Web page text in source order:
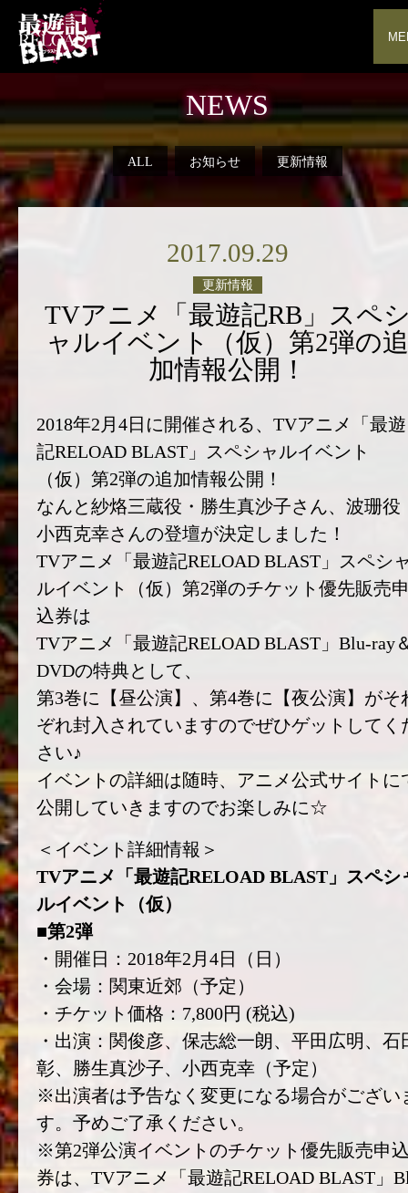
NEWS
ALL お知らせ 更新情報
2017.09.29
更新情報
TVアニメ「最遊記RB」スペ
ャルイベント（仮）第2弾の
加情報公開！
2018年2月4日に開催される、TVアニメ「最遊
記RELOAD BLAST」スペシャルイベント
（仮）第2弾の追加情報公開！
なんと紗烙三蔵役・勝生真沙子さん、波珊役
小西克幸さんの登壇が決定しました！
TVアニメ「最遊記RELOAD BLAST」スペシ
ルイベント（仮）第2弾のチケット優先販売
込券は
TVアニメ「最遊記RELOAD BLAST」Blu-ray
DVDの特典として、
第3巻に【昼公演】、第4巻に【夜公演】がそ
ぞれ封入されていますのでぜひゲットしてく
さい♪
イベントの詳細は随時、アニメ公式サイトに
公開していきますのでお楽しみに☆
＜イベント詳細情報＞
TVアニメ「最遊記RELOAD BLAST」スペシ
ルイベント（仮）
■第2弾
・開催日：2018年2月4日（日）
・会場：関東近郊（予定）
・チケット価格：7,800円 (税込)
・出演：関俊彦、保志総一朗、平田広明、石
彰、勝生真沙子、小西克幸（予定）
※出演者は予告なく変更になる場合がござい
す。予めご了承ください。
※第2弾公演イベントのチケット優先販売申
券は、TVアニメ「最遊記RELOAD BLAST」